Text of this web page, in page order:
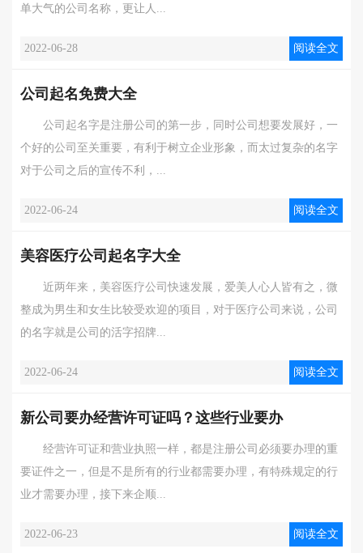
单大气的公司名称，更让人...
2022-06-28 阅读全文
公司起名免费大全
公司起名字是注册公司的第一步，同时公司想要发展好，一
个好的公司至关重要，有利于树立企业形象，而太过复杂的名字
对于公司之后的宣传不利，...
2022-06-24 阅读全文
美容医疗公司起名字大全
近两年来，美容医疗公司快速发展，爱美人心人皆有之，微
整成为男生和女生比较受欢迎的项目，对于医疗公司来说，公司
的名字就是公司的活字招牌...
2022-06-24 阅读全文
新公司要办经营许可证吗？这些行业要办
经营许可证和营业执照一样，都是注册公司必须要办理的重
要证件之一，但是不是所有的行业都需要办理，有特殊规定的行
业才需要办理，接下来企顺...
2022-06-23 阅读全文